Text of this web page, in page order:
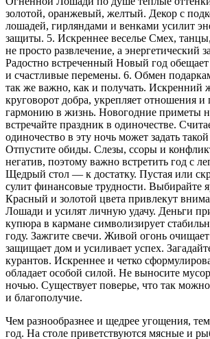
Чем разнообразнее и щедрее угощения,
год. На столе приветствуются мясные и